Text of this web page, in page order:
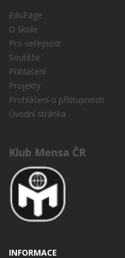
EduPage
O škole
Pro veřejnost
Soutěže
Přihlášení
Projekty
Prohlášení o přístupnosti
Úvodní stránka
Klub Mensa ČR
INFORMACE